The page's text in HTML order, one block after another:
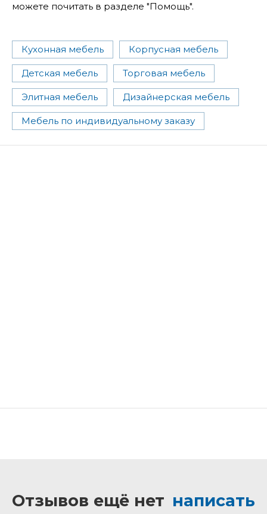
можете почитать в разделе "Помощь".
Кухонная мебель Корпусная мебель
Детская мебель Торговая мебель
Элитная мебель Дизайнерская мебель
Мебель по индивидуальному заказу
Отзывов ещё нет написать